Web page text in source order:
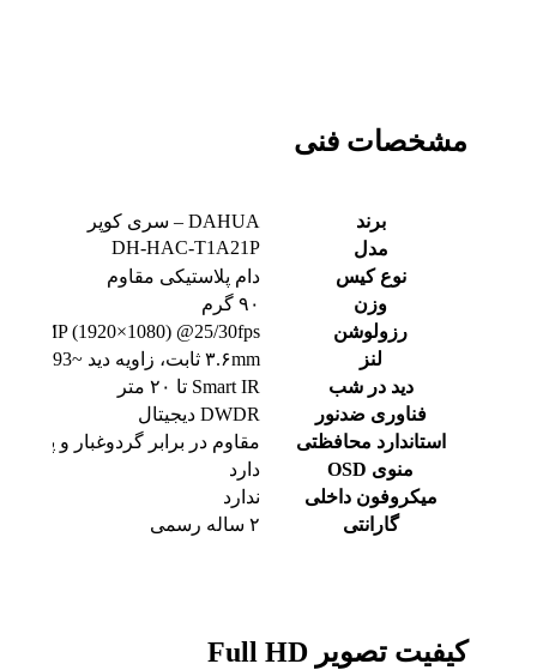
مشخصات فنی
برند
DAHUA – سری کوپر
مدل
DH-HAC-T1A21P
نوع کیس
دام پلاستیکی مقاوم
وزن
۹۰ گرم
رزولوشن
۲MP (1920×1080) @25/30fps
لنز
۳.۶mm ثابت، زاویه دید ~93° (۲.۸mm اختیاری)
دید در شب
Smart IR تا ۲۰ متر
فناوری ضدنور
DWDR دیجیتال
استاندارد محافظتی
مقاوم در برابر گردوغبار و
منوی OSD
دارد
میکروفون داخلی
ندارد
گارانتی
۲ ساله رسمی
کیفیت تصویر Full HD